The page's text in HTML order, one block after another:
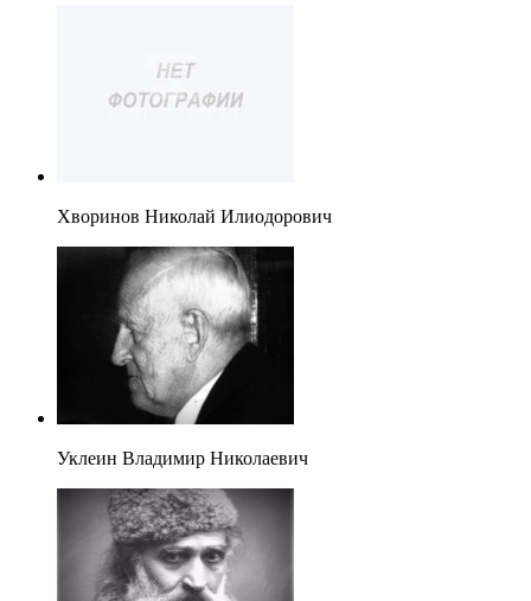
Хворинов Николай Илиодорович
Уклеин Владимир Николаевич